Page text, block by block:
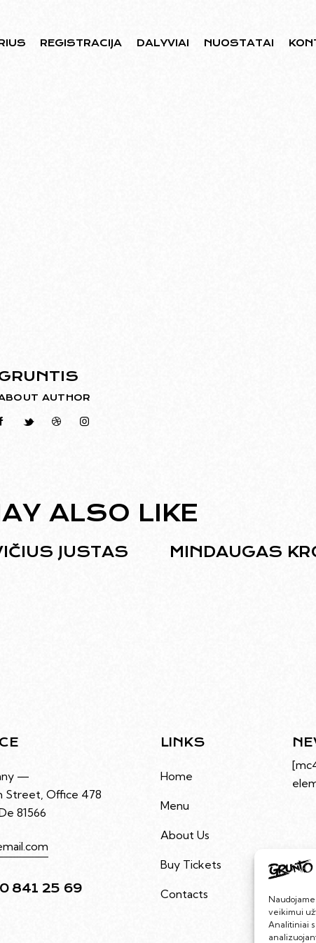
veikimui
Analitiniai
REGISTRACIJA DALYVIAI NUOSTATAI
AUTHOR
ALSO LIKE
JUSTAS MINDAUGAS
—
Street, Office 478
81566
841 25 69
LINKS
Home
Menu
About Us
Buy Tickets
Contacts